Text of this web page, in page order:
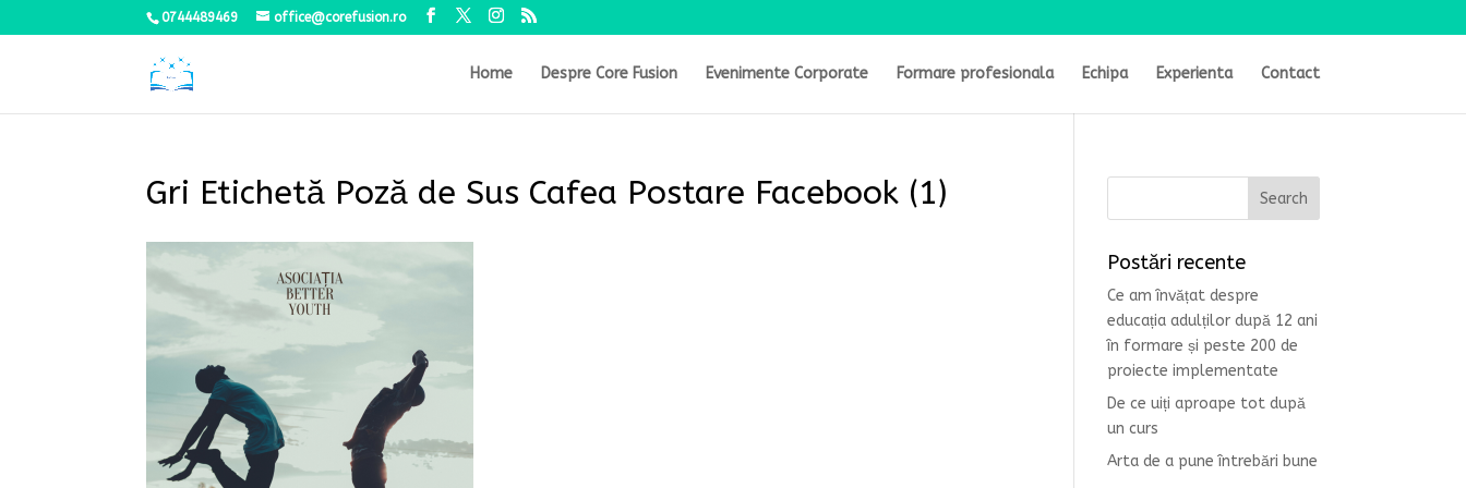
0744489469 office@corefusion.ro
Home Despre Core Fusion Evenimente Corporate Formare profesionala Echipa Experienta Contact
Gri Etichetă Poză de Sus Cafea Postare Facebook (1)
Postări recente
Ce am învățat despre
educația adulților după 12 ani
în formare și peste 200 de
proiecte implementate
De ce uiți aproape tot după
un curs
Arta de a pune întrebări bune